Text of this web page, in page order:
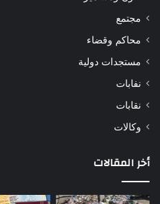
مجتمع
محاكم وقضاء
مستجدات دولية
نفابات
نقابات
وكالات
أخر المقالات